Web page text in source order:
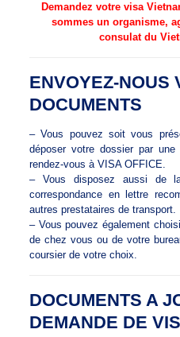
Demandez votre visa
sommes un organisme,
consulat du
ENVOYEZ-NOUS
DOCUMENTS
– Vous pouvez soit vous
déposer votre dossier par
rendez-vous à VISA OFFICE.
– Vous disposez aussi de
correspondance en lettre
autres prestataires de transport.
– Vous pouvez également
de chez vous ou de votre
coursier de votre choix.
DOCUMENTS A
DEMANDE DE